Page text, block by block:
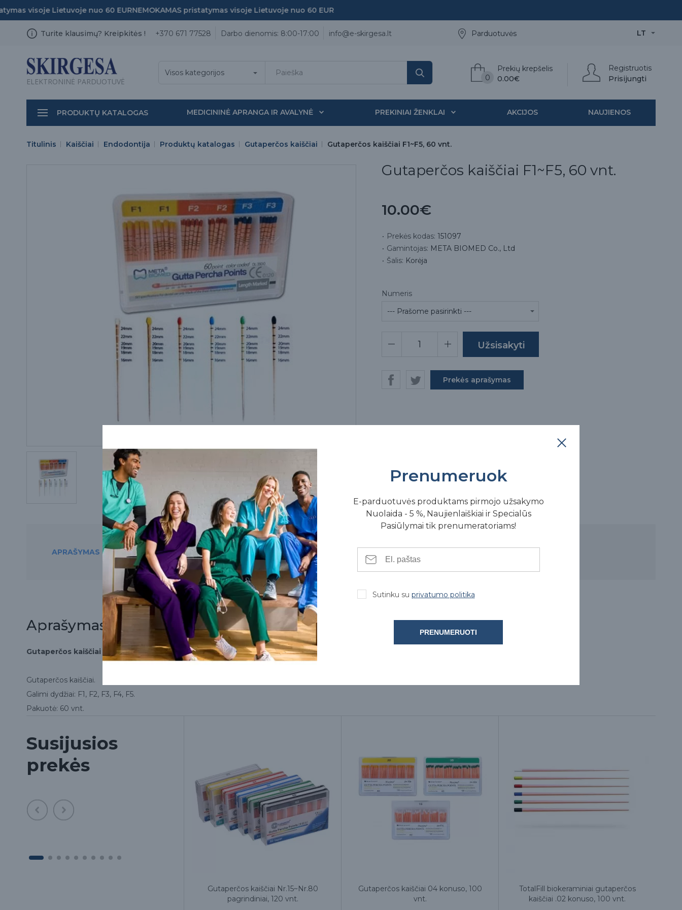
visoje Lietuvoje nuo 60 EURNEMOKAMAS pristatymas visoje Lietuvoje nuo 60 EUR
Turite klausimų? Kreipkitės ! +370 671 77528 Darbo dienomis: 8:00-17:00 info@e-skirgesa.lt LT
Parduotuvės
ELEKTRONINĖ PARDUOTUVĖ
Registruotis
Prisijungti
Prekių krepšelis
0.00€
0
Visos kategorijos
PRODUKTŲ KATALOGAS MEDICININĖ APRANGA IR AVALYNĖ PREKINIAI ŽENKLAI AKCIJOS NAUJIENOS
Titulinis Kaiščiai Endodontija Produktų katalogas Gutaperčos kaiščiai Gutaperčos kaiščiai F1~F5, 60 vnt.
Gutaperčos kaiščiai F1~F5, 60 vnt.
10.00€
Prekės kodas: 151097
Gamintojas: META BIOMED Co., Ltd
Šalis: Korėja
Numeris
Prekės aprašymas
APRAŠYMAS PREKĘ RASITE ŠIOSE FIZINĖSE PARDUOTUVĖSE
Aprašymas
Gutaperčos kaiščiai F1~F5, 60 vnt.
Gutaperčos kaiščiai.
Galimi dydžiai: F1, F2, F3, F4, F5.
Pakuotė: 60 vnt.
Susijusios
prekės
Gutaperčos kaiščiai Nr.15~Nr.80
pagrindiniai, 120 vnt.
Gutaperčos kaiščiai 04 konuso, 100
vnt.
TotalFill biokeraminiai gutaperčos
kaiščiai .02 konuso, 100 vnt.
Prenumeruok
E-parduotuvės produktams pirmojo užsakymo
Nuolaida - 5 %, Naujienlaiškiai ir Specialūs
Pasiūlymai tik prenumeratoriams!
Sutinku su privatumo politika
PRENUMERUOTI